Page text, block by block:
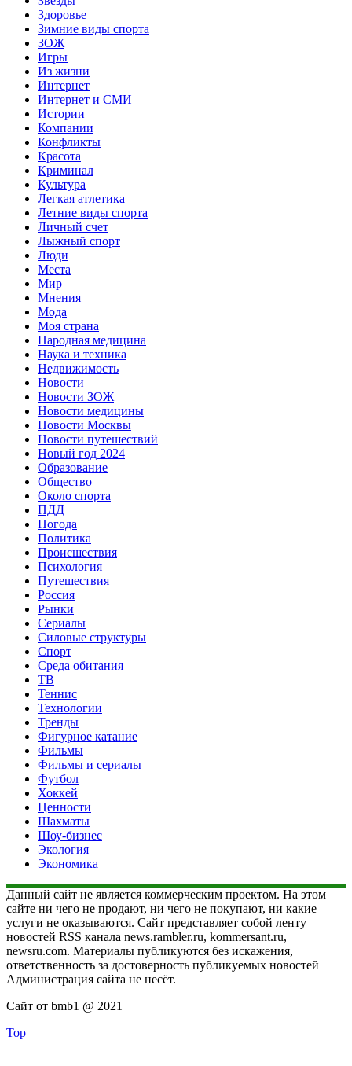
Здоровье
Зимние виды спорта
ЗОЖ
Игры
Из жизни
Интернет
Интернет и СМИ
Истории
Компании
Конфликты
Красота
Криминал
Культура
Легкая атлетика
Летние виды спорта
Личный счет
Лыжный спорт
Люди
Места
Мир
Мнения
Мода
Моя страна
Народная медицина
Наука и техника
Недвижимость
Новости
Новости ЗОЖ
Новости медицины
Новости Москвы
Новости путешествий
Новый год 2024
Образование
Общество
Около спорта
ПДД
Погода
Политика
Происшествия
Психология
Путешествия
Россия
Рынки
Сериалы
Силовые структуры
Спорт
Среда обитания
ТВ
Теннис
Технологии
Тренды
Фигурное катание
Фильмы
Фильмы и сериалы
Футбол
Хоккей
Ценности
Шахматы
Шоу-бизнес
Экология
Экономика
Данный сайт не является коммерческим проектом. На этом
сайте ни чего не продают, ни чего не покупают, ни какие
услуги не оказываются. Сайт представляет собой ленту
новостей RSS канала news.rambler.ru, kommersant.ru,
newsru.com. Материалы публикуются без искажения,
ответственность за достоверность публикуемых новостей
Администрация сайта не несёт.
Сайт от bmb1 @ 2021
Top